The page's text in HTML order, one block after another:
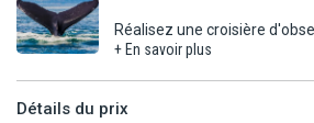
KAMLOOPS : South Thomson Inn &
Golf Resort
LAKE LOUISE : The Crossing Resort
Réalisez une croisière
3h30, un beau moment
Age minimum : 7 ans. Les
+ En savoir plus
Détails du prix